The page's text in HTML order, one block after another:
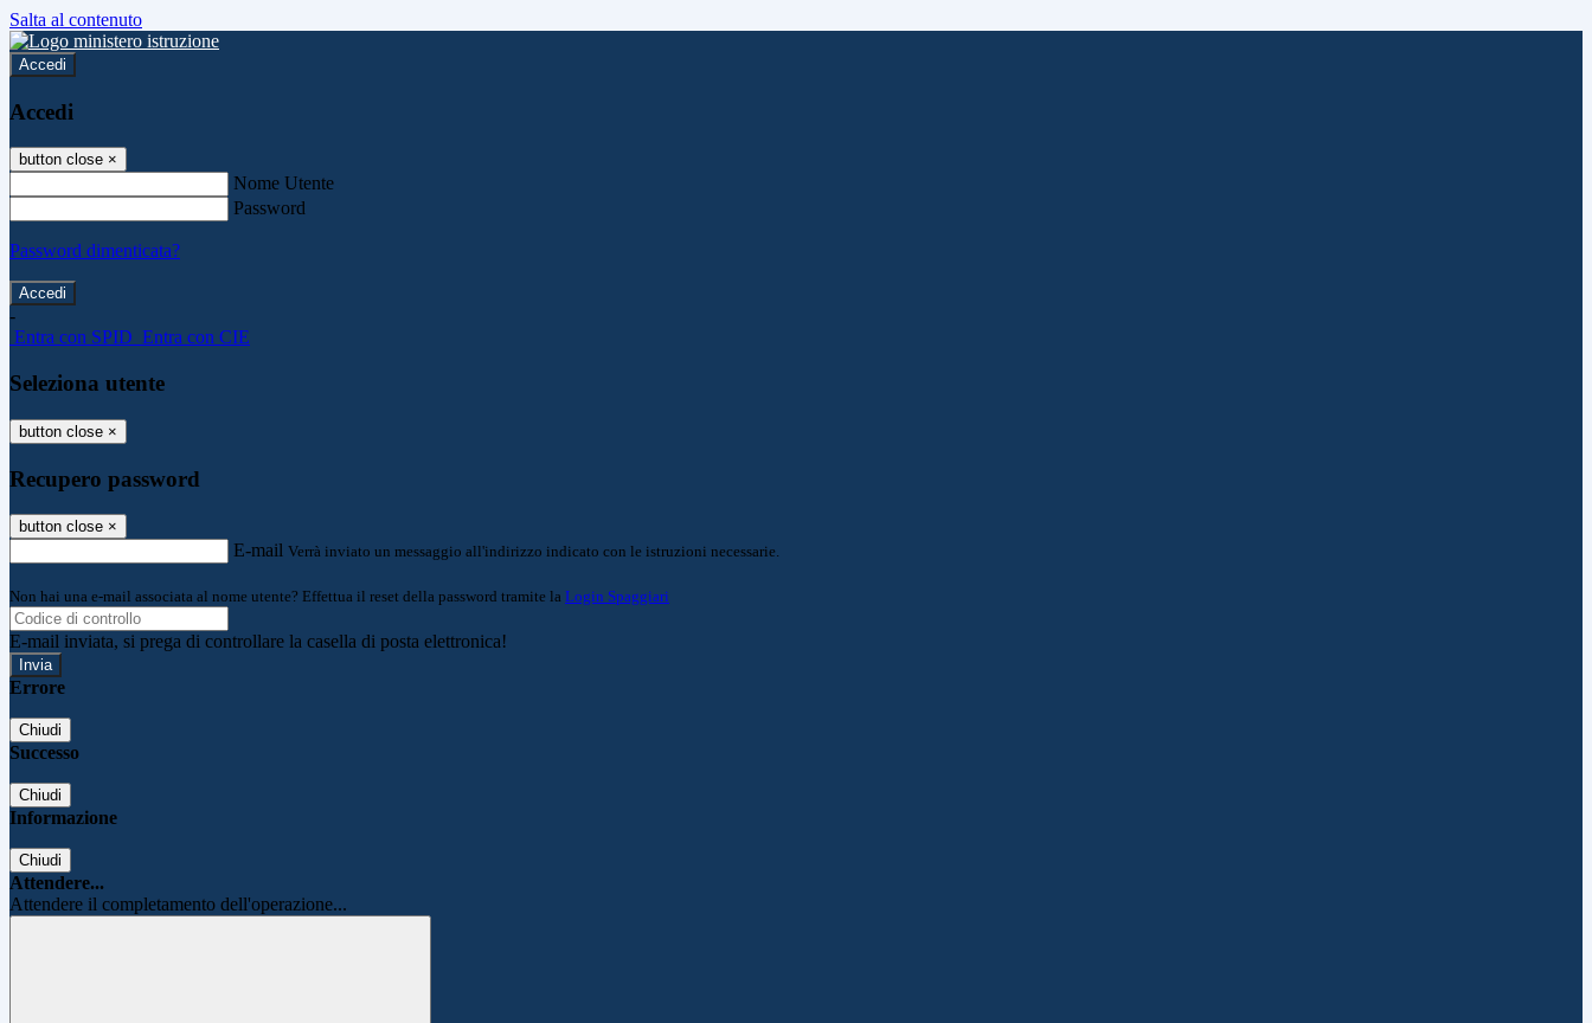
Salta al contenuto
Accedi
Accedi
button close ×
Nome Utente
Password
Password dimenticata?
-
Entra con SPID Entra con CIE
Seleziona utente
button close ×
Recupero password
button close ×
E-mail Verrà inviato un messaggio all'indirizzo indicato con le istruzioni necessarie.
Non hai una e-mail associata al nome utente? Effettua il reset della password tramite la Login Spaggiari
E-mail inviata, si prega di controllare la casella di posta elettronica!
Errore
Chiudi
Successo
Chiudi
Informazione
Chiudi
Attendere...
Attendere il completamento dell'operazione...